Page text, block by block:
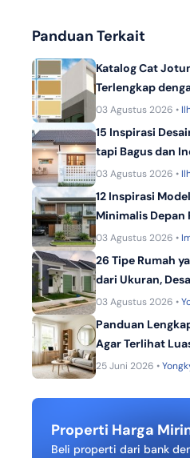
Panduan Terkait
Katalog Cat
Terlengkap
03 Agustus 2026 •
15 Inspirasi
tapi Bagus dan
03 Agustus 2026 •
12 Inspirasi
Minimalis Depan
03 Agustus 2026 •
26 Tipe Rumah
dari Ukuran,
03 Agustus 2026 •
Panduan
Agar Terlihat
25 Juni 2026 •
Properti Harga
Beli properti dari bank